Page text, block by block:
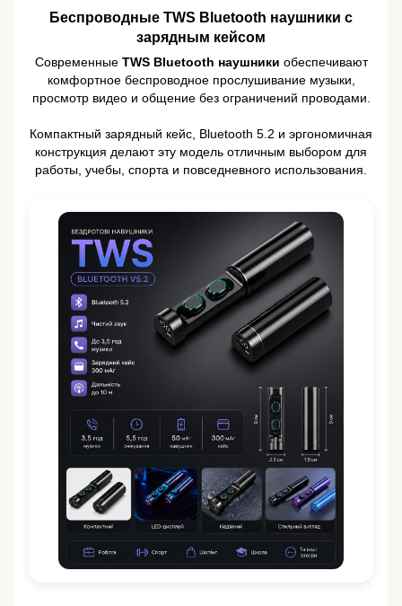
Беспроводные TWS Bluetooth наушники с
зарядным кейсом
Современные TWS Bluetooth наушники обеспечивают
комфортное беспроводное прослушивание музыки,
просмотр видео и общение без ограничений проводами.
Компактный зарядный кейс, Bluetooth 5.2 и эргономичная
конструкция делают эту модель отличным выбором для
работы, учебы, спорта и повседневного использования.